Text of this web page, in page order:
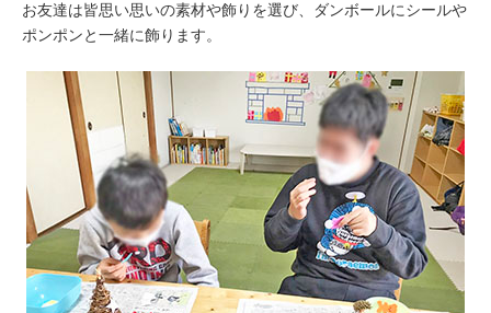
お友達は皆思い思いの素材や飾りを選び、ダンボールにシールや
ポンポンと一緒に飾ります。